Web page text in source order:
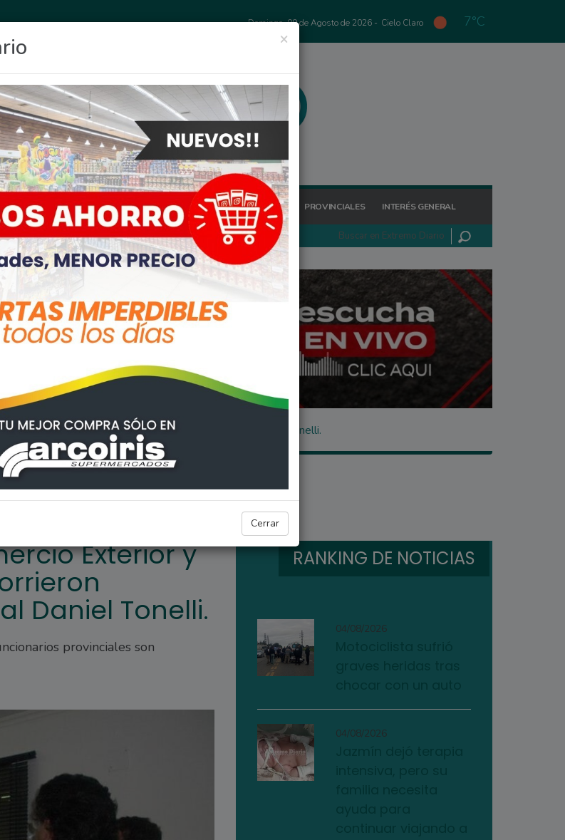
Domingo, 09 de Agosto de 2026 - Cielo Claro 7°C
FIGHIERA GENERAL LAGOS POLICIALES REGIONALES PROVINCIALES INTERÉS GENERAL
×
Cerrar
ENAPRO recorrieron Quickfood con el Concejal Daniel Tonelli.
ARROYO SECO
Exterior y
Daniel Tonelli.
provinciales son
RANKING DE NOTICIAS
04/08/2026
04/08/2026